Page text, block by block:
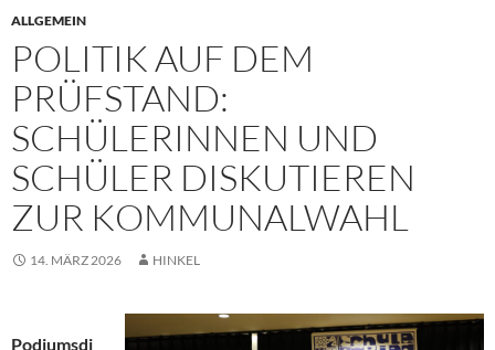
ALLGEMEIN
POLITIK AUF DEM
PRÜFSTAND:
SCHÜLERINNEN UND
SCHÜLER DISKUTIEREN
ZUR KOMMUNALWAHL
14. MÄRZ 2026 HINKEL
Podiumsdi